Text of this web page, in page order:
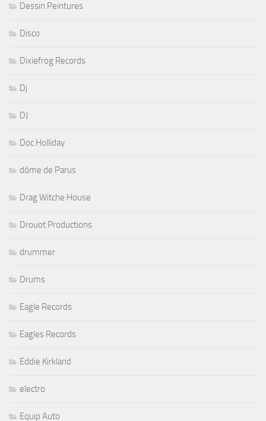
Dessin Peintures
Disco
Dixiefrog Records
Dj
DJ
Doc Holliday
dôme de Parus
Drag Witche House
Drouot Productions
drummer
Drums
Eagle Records
Eagles Records
Eddie Kirkland
electro
Equip Auto